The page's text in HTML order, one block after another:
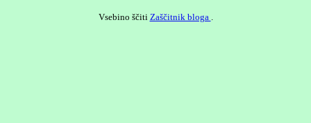
Vsebino ščiti Zaščitnik bloga .